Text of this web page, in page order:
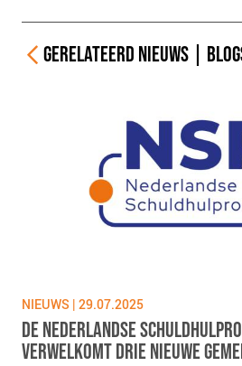
GERELATEERD NIEUWS|
NIEUWS | 29.07.2025
DE NEDERLANDSE
VERWELKOMT DRIE NIEUWE